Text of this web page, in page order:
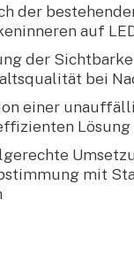
der
auf
der
bei
einer
Lösung
mit